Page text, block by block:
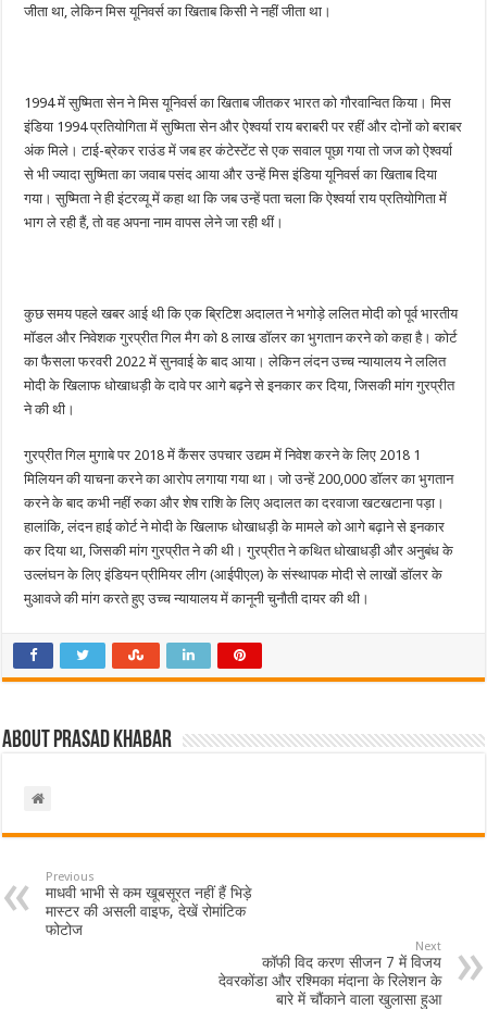
जीता था, लेकिन मिस यूनिवर्स का खिताब किसी ने नहीं जीता था।
1994 में सुष्मिता सेन ने मिस यूनिवर्स का खिताब जीतकर भारत को गौरवान्वित किया। मिस
इंडिया 1994 प्रतियोगिता में सुष्मिता सेन और ऐश्वर्या राय बराबरी पर रहीं और दोनों को बराबर
अंक मिले। टाई-ब्रेकर राउंड में जब हर कंटेस्टेंट से एक सवाल पूछा गया तो जज को ऐश्वर्या
से भी ज्यादा सुष्मिता का जवाब पसंद आया और उन्हें मिस इंडिया यूनिवर्स का खिताब दिया
गया। सुष्मिता ने ही इंटरव्यू में कहा था कि जब उन्हें पता चला कि ऐश्वर्या राय प्रतियोगिता में
भाग ले रही हैं, तो वह अपना नाम वापस लेने जा रही थीं।
कुछ समय पहले खबर आई थी कि एक ब्रिटिश अदालत ने भगोड़े ललित मोदी को पूर्व भारतीय
मॉडल और निवेशक गुरप्रीत गिल मैग को 8 लाख डॉलर का भुगतान करने को कहा है। कोर्ट
का फैसला फरवरी 2022 में सुनवाई के बाद आया। लेकिन लंदन उच्च न्यायालय ने ललित
मोदी के खिलाफ धोखाधड़ी के दावे पर आगे बढ़ने से इनकार कर दिया, जिसकी मांग गुरप्रीत
ने की थी।
गुरप्रीत गिल मुगाबे पर 2018 में कैंसर उपचार उद्यम में निवेश करने के लिए 2018 1
मिलियन की याचना करने का आरोप लगाया गया था। जो उन्हें 200,000 डॉलर का भुगतान
करने के बाद कभी नहीं रुका और शेष राशि के लिए अदालत का दरवाजा खटखटाना पड़ा।
हालांकि, लंदन हाई कोर्ट ने मोदी के खिलाफ धोखाधड़ी के मामले को आगे बढ़ाने से इनकार
कर दिया था, जिसकी मांग गुरप्रीत ने की थी। गुरप्रीत ने कथित धोखाधड़ी और अनुबंध के
उल्लंघन के लिए इंडियन प्रीमियर लीग (आईपीएल) के संस्थापक मोदी से लाखों डॉलर के
मुआवजे की मांग करते हुए उच्च न्यायालय में कानूनी चुनौती दायर की थी।
About Prasad Khabar
Previous
माधवी भाभी से कम खूबसूरत नहीं हैं भिड़े
मास्टर की असली वाइफ, देखें रोमांटिक
फोटोज
Next
कॉफी विद करण सीजन 7 में विजय
देवरकोंडा और रश्मिका मंदाना के रिलेशन के
बारे में चौंकाने वाला खुलासा हुआ